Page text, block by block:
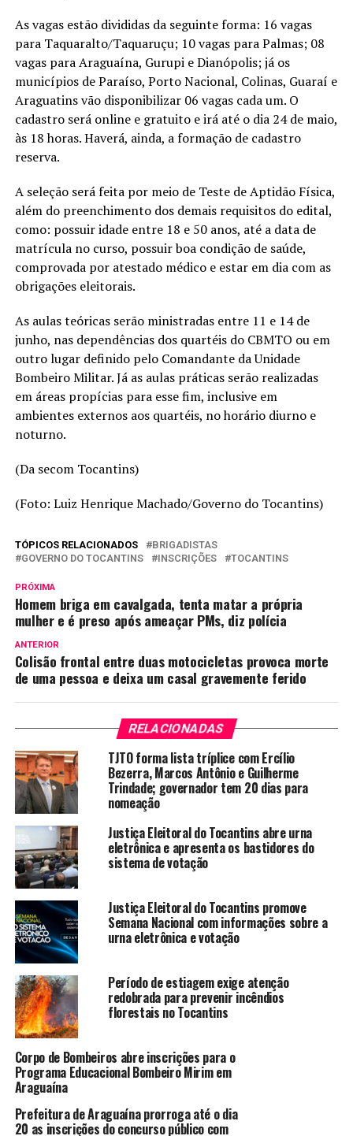
As vagas estão divididas da seguinte forma: 16 vagas
para Taquaralto/Taquaruçu; 10 vagas para Palmas; 08
vagas para Araguaína, Gurupi e Dianópolis; já os
municípios de Paraíso, Porto Nacional, Colinas, Guaraí e
Araguatins vão disponibilizar 06 vagas cada um. O
cadastro será online e gratuito e irá até o dia 24 de maio,
às 18 horas. Haverá, ainda, a formação de cadastro
reserva.
A seleção será feita por meio de Teste de Aptidão Física,
além do preenchimento dos demais requisitos do edital,
como: possuir idade entre 18 e 50 anos, até a data de
matrícula no curso, possuir boa condição de saúde,
comprovada por atestado médico e estar em dia com as
obrigações eleitorais.
As aulas teóricas serão ministradas entre 11 e 14 de
junho, nas dependências dos quartéis do CBMTO ou em
outro lugar definido pelo Comandante da Unidade
Bombeiro Militar. Já as aulas práticas serão realizadas
em áreas propícias para esse fim, inclusive em
ambientes externos aos quartéis, no horário diurno e
noturno.
(Da secom Tocantins)
(Foto: Luiz Henrique Machado/Governo do Tocantins)
TÓPICOS RELACIONADOS
BRIGADISTAS
GOVERNO DO TOCANTINS
INSCRIÇÕES TOCANTINS
PRÓXIMA
Homem briga em cavalgada, tenta matar a própria
mulher e é preso após ameaçar PMs, diz polícia
ANTERIOR
Colisão frontal entre duas motocicletas provoca morte
de uma pessoa e deixa um casal gravemente ferido
RELACIONADAS
TJTO forma lista tríplice com Ercílio
Bezerra, Marcos Antônio e Guilherme
Trindade; governador tem 20 dias para
nomeação
Justiça Eleitoral do Tocantins abre urna
eletrônica e apresenta os bastidores do
sistema de votação
Justiça Eleitoral do Tocantins promove
Semana Nacional com informações sobre a
urna eletrônica e votação
Período de estiagem exige atenção
redobrada para prevenir incêndios
florestais no Tocantins
Corpo de Bombeiros abre inscrições para o
Programa Educacional Bombeiro Mirim em
Araguaína
Prefeitura de Araguaína prorroga até o dia
20 as inscrições do concurso público com